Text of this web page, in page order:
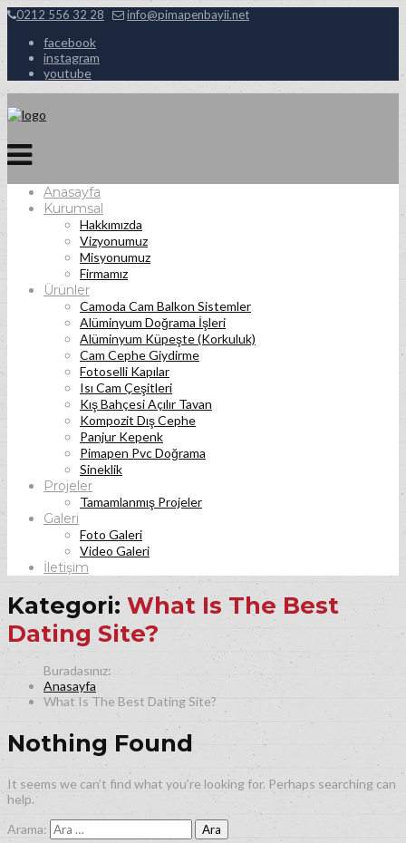
0212 556 32 28 info@pimapenbayii.net
facebook
instagram
youtube
Anasayfa
Kurumsal
Hakkımızda
Vizyonumuz
Misyonumuz
Firmamız
Ürünler
Camoda Cam Balkon Sistemler
Alüminyum Doğrama İşleri
Alüminyum Küpeşte (Korkuluk)
Cam Cephe Giydirme
Fotoselli Kapılar
Isı Cam Çeşitleri
Kış Bahçesi Açılır Tavan
Kompozit Dış Cephe
Panjur Kepenk
Pimapen Pvc Doğrama
Sineklik
Projeler
Tamamlanmış Projeler
Galeri
Foto Galeri
Video Galeri
İletişim
Kategori: What Is The Best
Dating Site?
Anasayfa
What Is The Best Dating Site?
Nothing Found
It seems we can’t find what you’re looking for. Perhaps searching can
help.
Arama: